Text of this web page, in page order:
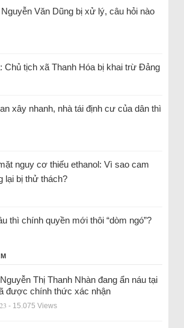
Văn Dũng bị xử lý, câu hỏi nào
Chủ tịch xã Thanh Hóa bị khai trừ Đảng
xây nhanh, nhà tái định cư của dân thì
nguy cơ thiếu ethanol: Vì sao cam
lại bị thử thách?
thì chính quyền mới thôi “dòm ngó”?
Thị Thanh Nhàn đang ẩn náu tại
được chính thức xác nhận
- 15.075 Views